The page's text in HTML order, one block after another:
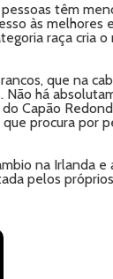
têm
às melhores
raça cria o
que na
Não há
Capão
procura por
na Irlanda e
pelos